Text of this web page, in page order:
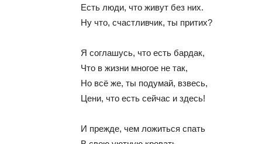
Есть люди, что живут без них.
Ну что, счастливчик, ты притих?
Я соглашусь, что есть бардак,
Что в жизни многое не так,
Но всё же, ты подумай, взвесь,
Цени, что есть сейчас и здесь!
И прежде, чем ложиться спать